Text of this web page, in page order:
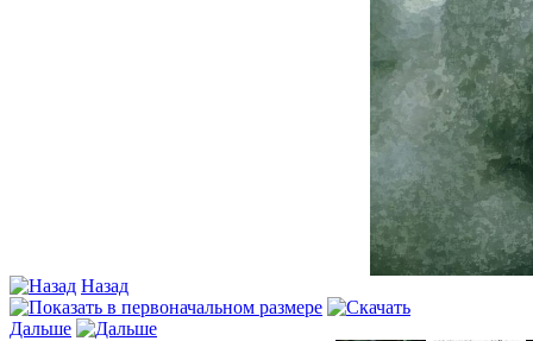
Назад
Дальше